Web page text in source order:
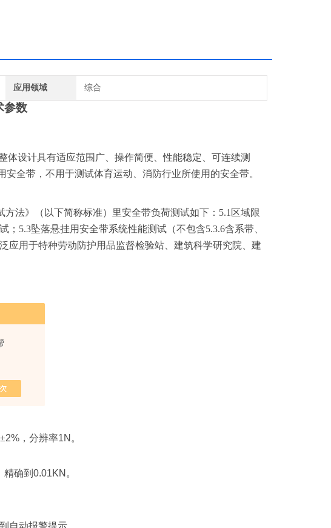
应用领域 综合
参数
设计具有适应范围广、操作简便、性能稳定、可连续测
全带，不用于测试体育运动、消防行业所使用的安全带。
方法》（以下简称标准）里安全带负荷测试如下：5.1区域限
5.3坠落悬挂用安全带系统性能测试（不包含5.3.6含系带、
应用于特种劳动防护用品监督检验站、建筑科学研究院、建
±2% ，分辨率1N 。
精确到 0.01KN 。
自动报警提示。